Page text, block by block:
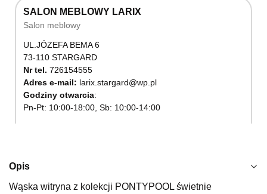
SALON MEBLOWY LARIX
Salon meblowy
UL.JÓZEFA BEMA 6
73-110 STARGARD
Nr tel. 726154555
Adres e-mail: larix.stargard@wp.pl
Godziny otwarcia
Pn-Pt: 10:00-18:00, Sb: 10:00-14:00
SALON MEBLOWY KUBUŚ
Opis
Wąska witryna z kolekcji PONTYPOOL świetnie